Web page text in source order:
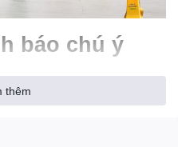
báo chú ý
dung dịch tẩy rửa chưa khô
thêm